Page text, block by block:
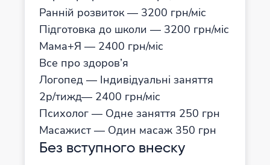
Ранній розвиток — 3200 грн/міс
Підготовка до школи — 3200 грн/міс
Мама+Я — 2400 грн/міс
Все про здоров’я
Логопед — Індивідуальні заняття
2р/тижд— 2400 грн/міс
Психолог — Одне заняття 250 грн
Масажист — Один масаж 350 грн
Без вступного внеску